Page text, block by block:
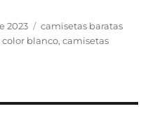
2023 Etiquetas
camisetas baratas
blanco,camisetas